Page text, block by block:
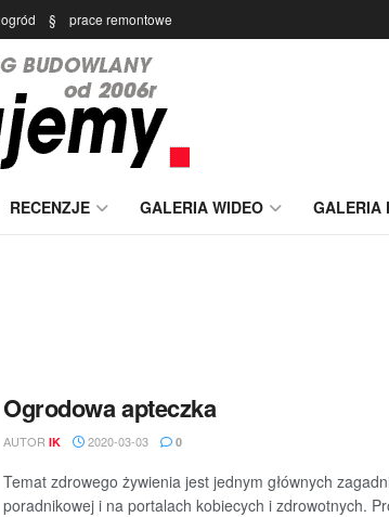
ogród § prace remontowe
RECENZJE GALERIA WIDEO GALERIA
Ogrodowa apteczka
AUTOR IK 2020-03-03 0
Temat zdrowego żywienia jest jednym głównych
poradnikowej i na portalach kobiecych i zdrowotnych.